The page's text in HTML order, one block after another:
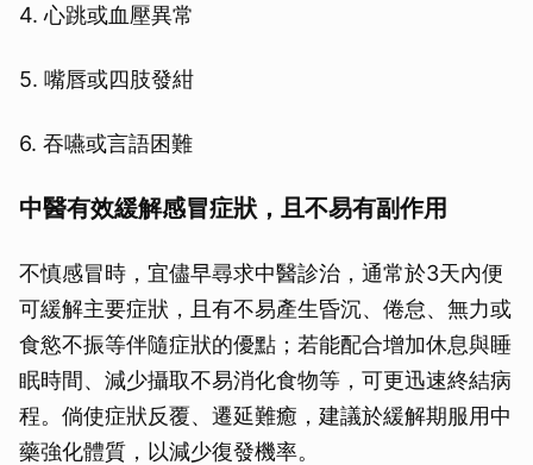
4. 心跳或血壓異常
5. 嘴唇或四肢發紺
6. 吞嚥或言語困難
中醫有效緩解感冒症狀，且不易有副作用
不慎感冒時，宜儘早尋求中醫診治，通常於3天內便
可緩解主要症狀，且有不易產生昏沉、倦怠、無力或
食慾不振等伴隨症狀的優點；若能配合增加休息與睡
眠時間、減少攝取不易消化食物等，可更迅速終結病
程。倘使症狀反覆、遷延難癒，建議於緩解期服用中
藥強化體質，以減少復發機率。